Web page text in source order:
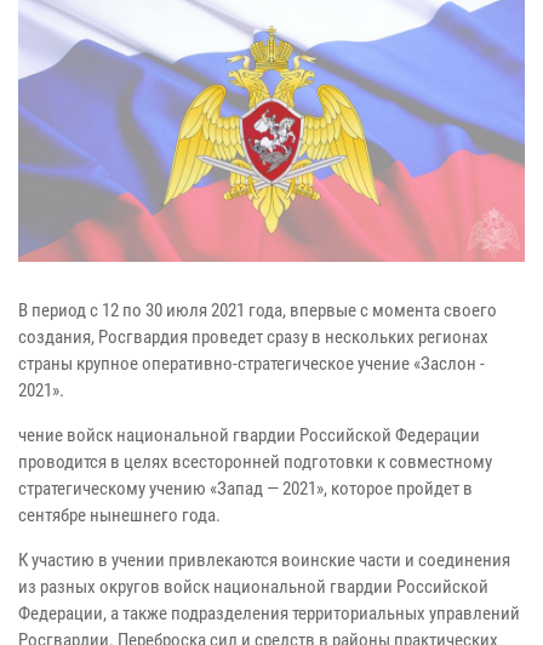
В период с 12 по 30 июля 2021 года, впервые с момента своего
создания, Росгвардия проведет сразу в нескольких регионах
страны крупное оперативно-стратегическое учение «Заслон -
2021».
чение войск национальной гвардии Российской Федерации
проводится в целях всесторонней подготовки к совместному
стратегическому учению «Запад — 2021», которое пройдет в
сентябре нынешнего года.
К участию в учении привлекаются воинские части и соединения
из разных округов войск национальной гвардии Российской
Федерации, а также подразделения территориальных управлений
Росгвардии. Переброска сил и средств в районы практических